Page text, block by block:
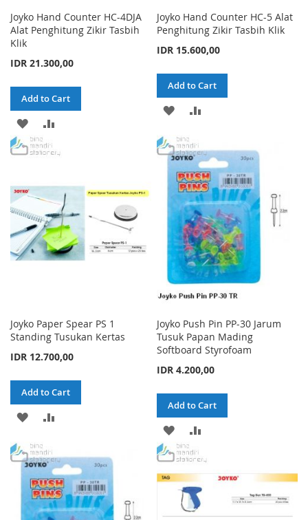
Joyko Hand Counter HC-4DJA
Alat Penghitung Zikir Tasbih
Klik
IDR 21.300,00
Add to Cart
ADD
TO
LIST
Joyko Hand Counter HC-5 Alat
Penghitung Zikir Tasbih Klik
IDR 15.600,00
Add to Cart
ADD
WISH
LIST
COMPARE
Joyko Paper Spear PS 1
Standing Tusukan Kertas
IDR 12.700,00
Add to Cart
ADD
WISH
LIST
COMPARE
Joyko Push Pin PP-30 Jarum
Tusuk Papan Mading
Softboard Styrofoam
IDR 4.200,00
Add to Cart
ADD
TO
WISH
LIST
COMPARE